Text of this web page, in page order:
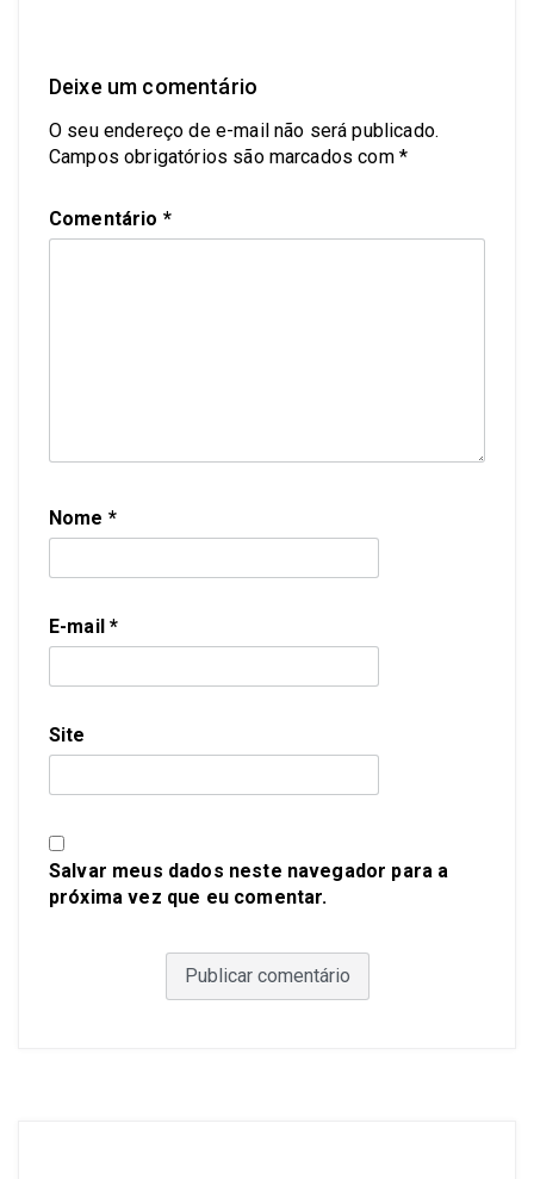
Deixe um comentário
O seu endereço de e-mail não será publicado.
Campos obrigatórios são marcados com *
Comentário *
Nome *
E-mail*
Site
Salvar meus dados neste navegador para a
próxima vez que eu comentar.